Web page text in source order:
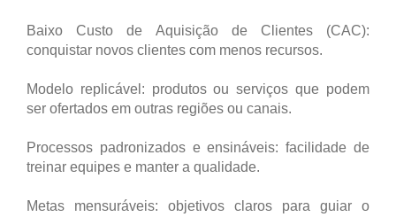
Baixo Custo de Aquisição de Clientes (CAC):
conquistar novos clientes com menos recursos.
Modelo replicável: produtos ou serviços que podem
ser ofertados em outras regiões ou canais.
Processos padronizados e ensináveis: facilidade de
treinar equipes e manter a qualidade.
Metas mensuráveis: objetivos claros para guiar o